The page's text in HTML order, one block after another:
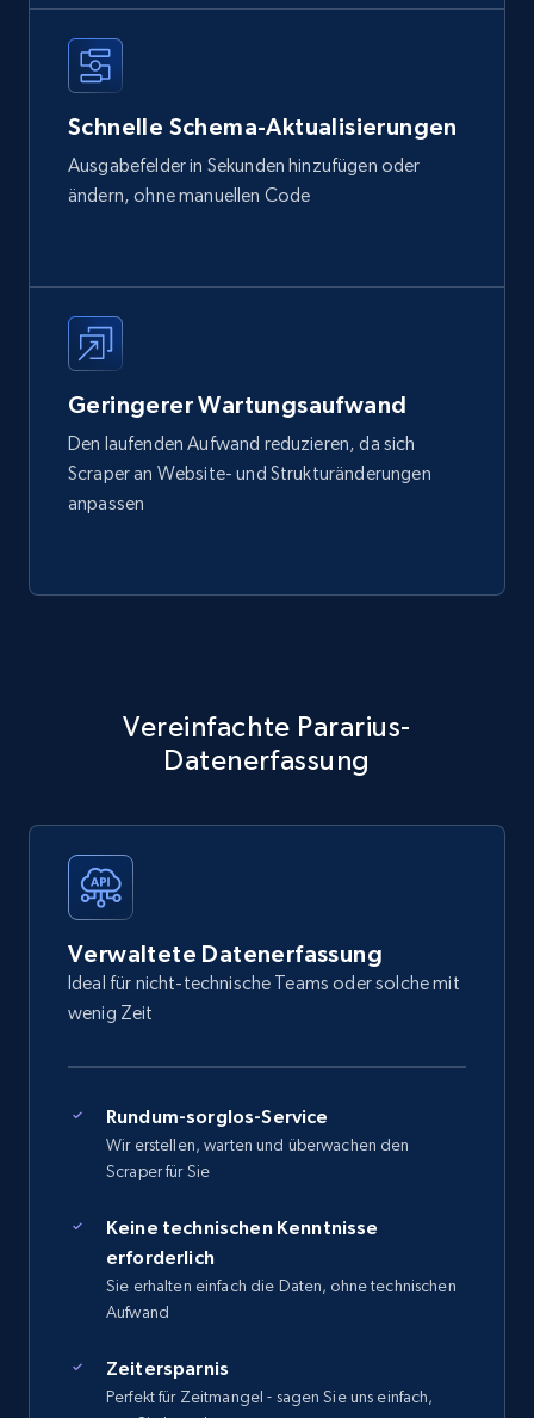
Schnelle Schema-Aktualisierungen
Ausgabefelder in Sekunden hinzufügen oder
ändern, ohne manuellen Code
Geringerer Wartungsaufwand
Den laufenden Aufwand reduzieren, da sich
Scraper an Website- und Strukturänderungen
anpassen
Vereinfachte Pararius-
Datenerfassung
Verwaltete Datenerfassung
Ideal für nicht-technische Teams oder solche mit
wenig Zeit
Rundum-sorglos-Service
Wir erstellen, warten und überwachen den
Scraper für Sie
Keine technischen Kenntnisse
erforderlich
Sie erhalten einfach die Daten, ohne technischen
Aufwand
Zeitersparnis
Perfekt für Zeitmangel - sagen Sie uns einfach,